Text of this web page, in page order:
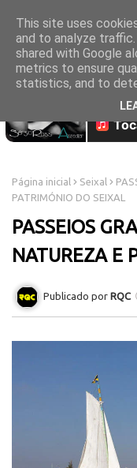
Página inicial Seixal
PATRIMÓNIO DO SEIXAL
PASSEIOS
NATUREZA E
RQC
This site uses
and to analyze
shared with Google
metrics to ensure
statistics, and to